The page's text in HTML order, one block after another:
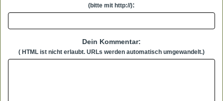
(bitte mit http://):
Dein Kommentar:
( HTML ist nicht erlaubt. URLs werden automatisch umgewandelt.)